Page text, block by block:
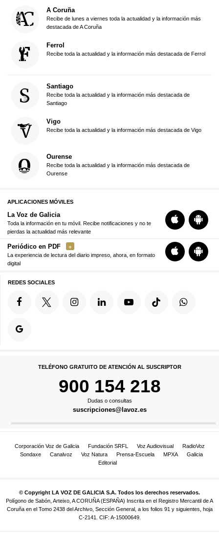
A Coruña
Recibe de lunes a viernes toda la actualidad y la información más
destacada de A Coruña
Ferrol
Recibe toda la actualidad y la información más destacada de Ferrol
Santiago
Recibe toda la actualidad y la información más destacada de
Santiago
Vigo
Recibe toda la actualidad y la información más destacada de Vigo
Ourense
Recibe toda la actualidad y la información más destacada de
Ourense
APLICACIONES MÓVILES
La Voz de Galicia
Toda la información en tu móvil. Recibe notificaciones y no te
pierdas la actualidad más relevante
Periódico en PDF
La experiencia de lectura del diario impreso, ahora, en formato
digital
REDES SOCIALES
TELÉFONO GRATUITO DE ATENCIÓN AL SUSCRIPTOR
900 154 218
Dudas o consultas
suscripciones@lavoz.es
Corporación Voz de Galicia Fundación SRFL Voz Audiovisual
RadioVoz
Sondaxe
Canalvoz Voz Natura Prensa-Escuela MPXA
Galicia
Editorial
© Copyright LA VOZ DE GALICIA S.A. Todos los derechos reservados.
Polígono de Sabón, Arteixo, A CORUÑA (ESPAÑA) Inscrita en el Registro Mercantil de A
Coruña en el Tomo 2438 del Archivo, Sección General, a los folios 91 y siguientes, hoja
C-2141. CIF: A-15000649.